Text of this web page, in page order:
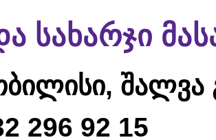
სახარჯი
შალვა
296 92 15